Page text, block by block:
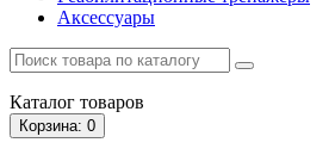
Аксессуары
Каталог товаров
Корзина: 0